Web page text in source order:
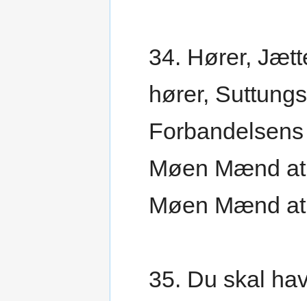
34. Hører,
hører,
Møen Mænd
Møen Mænd
35. Du skal